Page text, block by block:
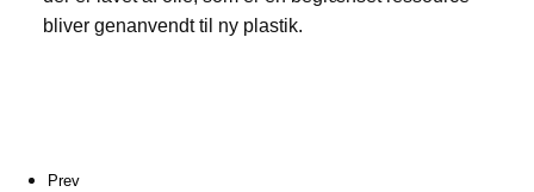
bliver genanvendt til ny plastik.
Prev